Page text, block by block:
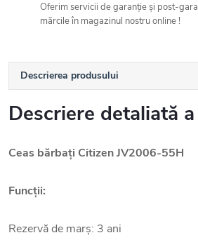
Oferim servicii de garanție și post-
mărcile în magazinul nostru online !
Descrierea produsului
Descriere detaliată
Ceas bărbați CitizenJV2006-55H
Funcții:
Rezervă de marș: 3 ani